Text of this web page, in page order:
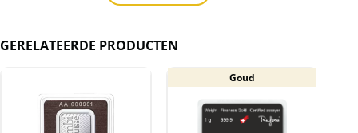
Bevat 1 gram .9995 fijn palladium.
Voorzijde: toont Argor Heraeus logo met
gewicht en fijnheid van deze baar.
Keerzijde: Met het Argor-Heraeus-logo in
GERELATEERDE PRODUCTEN
Goud